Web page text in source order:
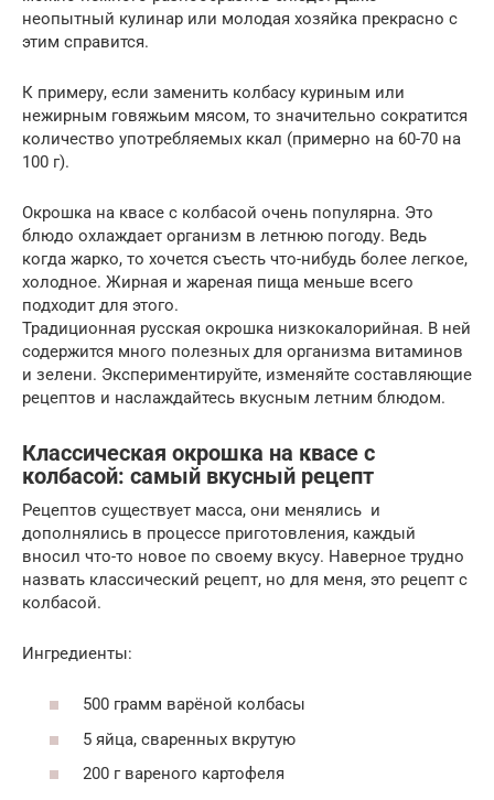
неопытный кулинар или молодая хозяйка прекрасно с
этим справится.
К примеру, если заменить кoлбасу куриным или
нежирным говяжьим мясом, то значительно сократится
количество употребляемых ккал (примерно на 60-70 на
100 г).
Окрошка на квасе с колбасой очень популярна. Это
блюдо охлаждает организм в летнюю погоду. Ведь
когда жарко, то хочется съесть что-нибудь более легкое,
холодное. Жирная и жареная пища меньше всего
подходит для этого.
Традиционная русская окpошка низкокалорийная. В ней
содержится много полезных для организма витаминов
и зелени. Экспериментируйте, изменяйте составляющие
рецептов и наслаждайтесь вкусным летним блюдом.
Классическая окрошка на квасе с
колбасой: самый вкусный рецепт
Рецептов существует масса, они менялись и
дополнялись в процессе приготовления, каждый
вносил что-то новое по своему вкусу. Наверное трудно
назвать классический рецепт, но для меня, это рецепт с
колбасой.
Ингредиенты:
500 грамм варёной колбасы
5 яйца, сваренных вкрутую
200 г вареного картофеля